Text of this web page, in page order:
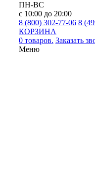
ПН-ВС
с 10:00 до 20:00
8 (800) 302-77-06 8
КОРЗИНА
0 товаров. Заказать
Меню